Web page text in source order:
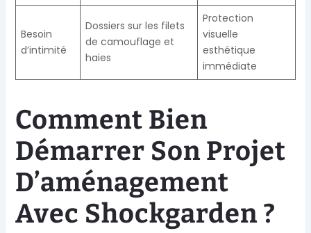
Besoin
d’intimité
Dossiers sur les filets
de camouflage et
haies
Protection
visuelle
esthétique
immédiate
Comment Bien
Démarrer Son Projet
D’aménagement
Avec Shockgarden ?